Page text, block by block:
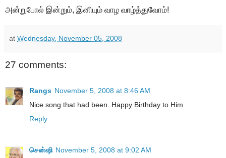
அன்றுபோல் இன்றும், இனியும் வாழ வாழ்த்துவோம்!
at Wednesday, November 05, 2008
27 comments:
Rangs November 5, 2008 at 8:46 AM
Nice song that had been..Happy Birthday to Him
Reply
சென்ஷி November 5, 2008 at 9:02 AM